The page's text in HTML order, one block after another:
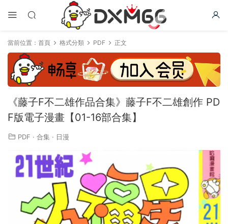
當前位置： 首頁 格式分類 PDF 正文
《藤子F不二雄作品合集》藤子F不二雄創作 PD
F版電子漫畫【01-16部合集】
PDF · 合集 · 日漫